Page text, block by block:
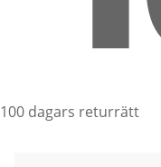
100 dagars returrätt